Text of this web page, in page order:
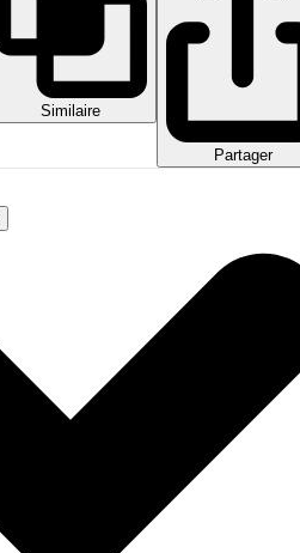
Similaire
Partager